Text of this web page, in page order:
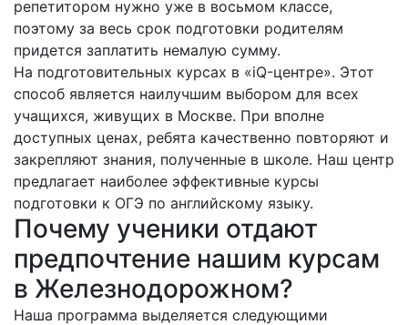
репетитором нужно уже в восьмом классе,
поэтому за весь срок подготовки родителям
придется заплатить немалую сумму.
На подготовительных курсах в «iQ-центре». Этот
способ является наилучшим выбором для всех
учащихся, живущих в Москве. При вполне
доступных ценах, ребята качественно повторяют и
закрепляют знания, полученные в школе. Наш центр
предлагает наиболее эффективные курсы
подготовки к ОГЭ по английскому языку.
Почему ученики отдают
предпочтение нашим курсам
в Железнодорожном?
Наша программа выделяется следующими